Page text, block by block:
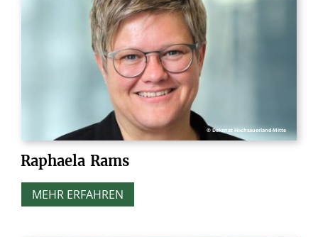
© Dekanat Hochsauerland-Mitte
Raphaela Rams
MEHR ERFAHREN